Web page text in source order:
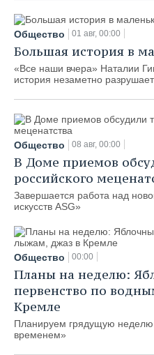
Общество 01 авг, 00:00
Большая история в
«Все наши вчера» Наталии
история незаметно
Общество 08 авг, 00:00
В Доме приемов
российского
Завершается работа над
искусств ASG»
Общество 00:00
Планы на неделю:
первенство по
Кремле
Планируем грядущую
временем»